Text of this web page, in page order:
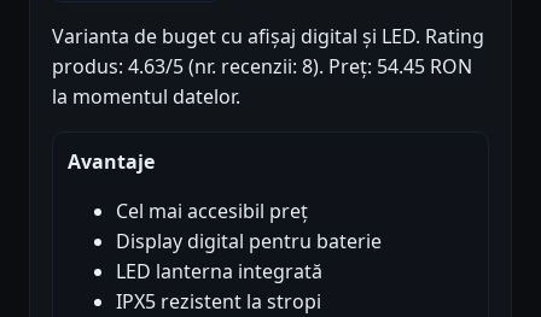
Varianta de buget cu afișaj digital și LED. Rating
produs: 4.63/5 (nr. recenzii: 8). Preț: 54.45 RON
la momentul datelor.
Avantaje
Cel mai accesibil preț
Display digital pentru baterie
LED lanterna integrată
IPX5 rezistent la stropi